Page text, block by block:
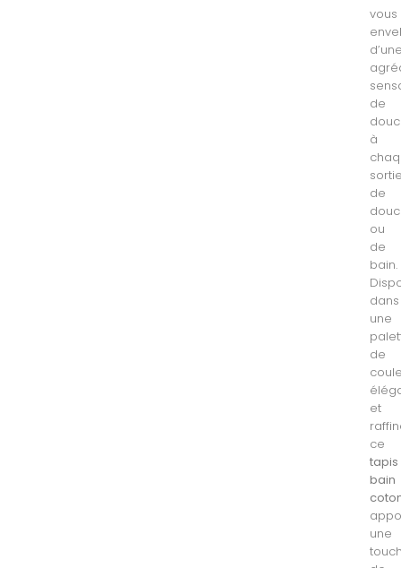
vous
de
à
de
ou
de
bain.
dans
une
de
et
ce
tapis
bain
une